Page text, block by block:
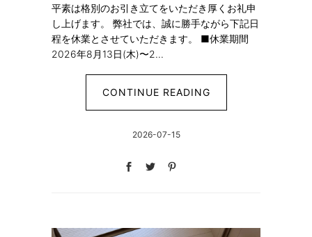
平素は格別のお引き立てをいただき厚くお礼申
し上げます。 弊社では、誠に勝手ながら下記日
程を休業とさせていただきます。 ■休業期間
2026年8月13日(木)〜2...
CONTINUE READING
2026-07-15